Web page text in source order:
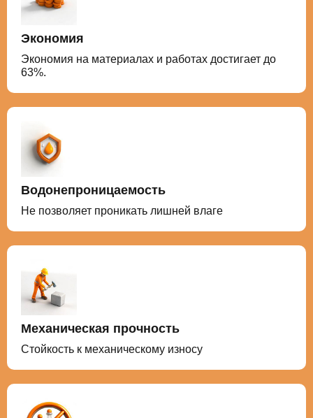
Экономия
Экономия на материалах и работах достигает до
63%.
Водонепроницаемость
Не позволяет проникать лишней влаге
Механическая прочность
Стойкость к механическому износу